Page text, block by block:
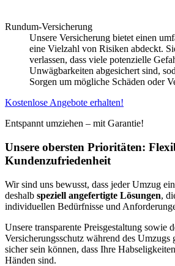
Rundum-Versicherung
Unsere Versicherung bietet einen
eine Vielzahl von Risiken abdeckt.
verlassen, dass viele potenzielle
Unwägbarkeiten abgesichert sind,
Sorgen um mögliche Schäden oder
Kostenlose Angebote erhalten!
Entspannt umziehen – mit Garantie!
Unsere obersten Prioritäten:
Kundenzufriedenheit
Wir sind uns bewusst, dass jeder Umzug
deshalb speziell angefertigte Lösungen,
individuellen Bedürfnisse und
Unsere transparente Preisgestaltung sowie
Versicherungsschutz während des Umzugs
sicher sein können, dass Ihre
Händen sind.